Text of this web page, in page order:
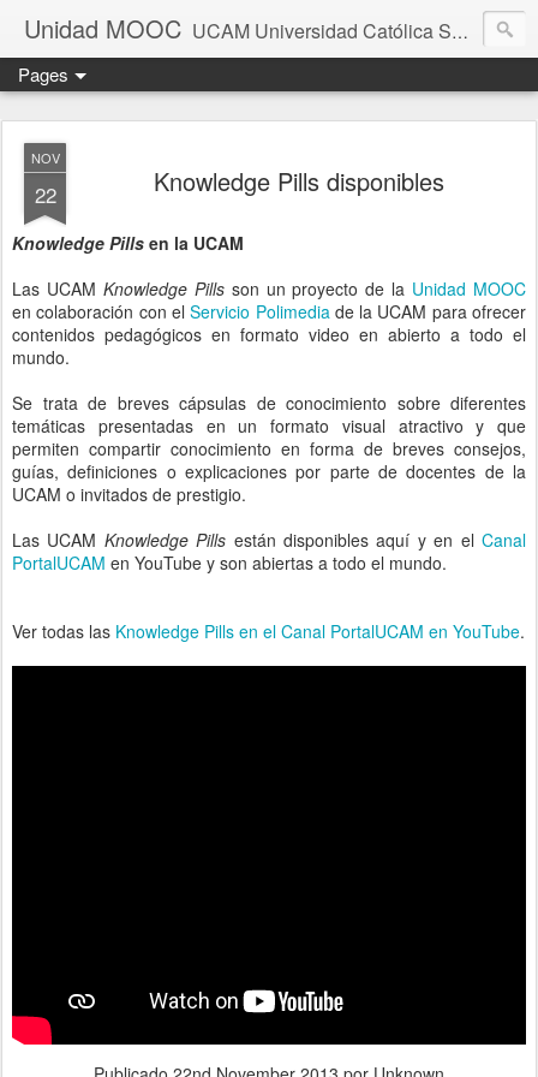
Unidad MOOC UCAM Universidad Católica San Antonio Murcia
Pages
NOV
22 Knowledge Pills disponibles
Knowledge Pills en la UCAM
Las UCAM Knowledge Pillsson un proyecto de la Unidad MOOC
en colaboración con elServicio Polimediade la UCAM para ofrecer
contenidos pedagógicos en formato video en abierto a todo el
mundo.
Se trata de breves cápsulas de conocimiento sobre diferentes
temáticas presentadas en un formato visual atractivo y que
permiten compartir conocimiento en forma de breves consejos,
guías, definiciones o explicaciones por parte de docentes de la
UCAM o invitados de prestigio.
Las UCAM Knowledge Pills están disponibles aquí y en elCanal
PortalUCAM en YouTube y son abiertas a todo el mundo.
Ver todas las Knowledge Pills en el Canal PortalUCAM en YouTube.